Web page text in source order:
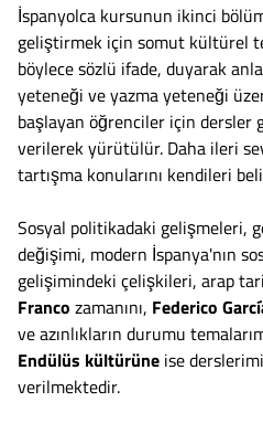
İspanyolca kursunun ikinci
geliştirmek için somut kültürel
böylece sözlü ifade, duyarak
yeteneği ve yazma yeteneği
başlayan öğrenciler için dersler
verilerek yürütülür. Daha ileri
tartışma konularını kendileri
Sosyal politikadaki gelişmeleri,
değişimi, modern İspanya'nın
gelişimindeki çelişkileri, arap
Franco zamanını, Federico
ve azınlıkların durumu
Endülüs kültürüne ise
verilmektedir.